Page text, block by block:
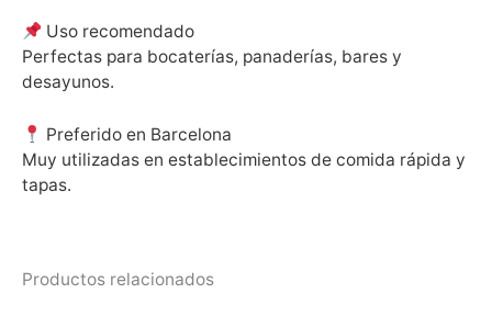
Uso recomendado
Perfectas para bocaterías, panaderías, bares y
desayunos.
Preferido en Barcelona
Muy utilizadas en establecimientos de comida rápida y
tapas.
Productos relacionados